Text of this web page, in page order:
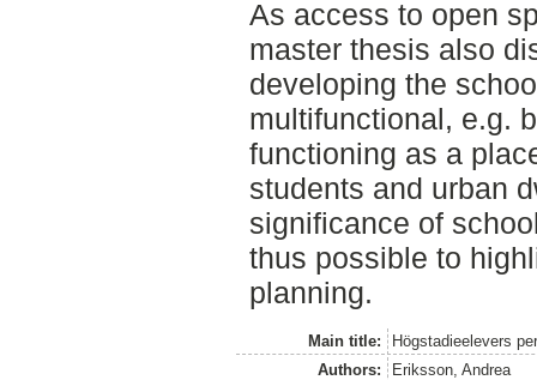
As access to open
master thesis also
developing the
multifunctional, e.g.
functioning as a
students and urban
significance of
thus possible to
planning.
Main title:
Högstadieelevers
Authors:
Eriksson, Andrea